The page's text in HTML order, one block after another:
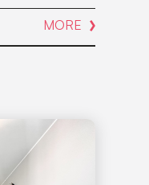
MORE